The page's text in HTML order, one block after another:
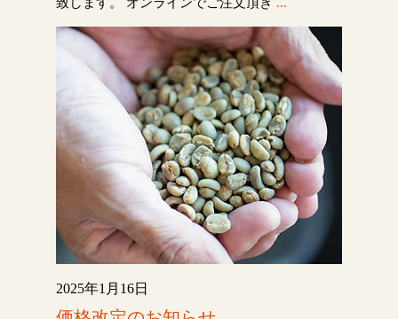
2025年1月16日